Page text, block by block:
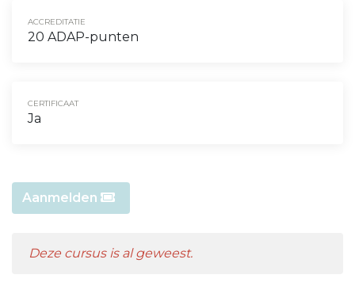
ACCREDITATIE
20 ADAP-punten
CERTIFICAAT
Ja
Aanmelden
Deze cursus is al geweest.